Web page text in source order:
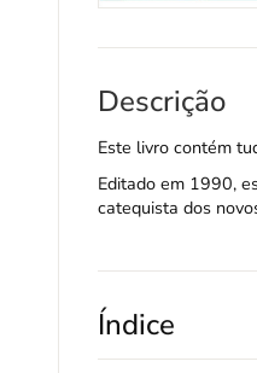
Descrição
Este livro contém
Editado em 1990,
catequista dos
Índice